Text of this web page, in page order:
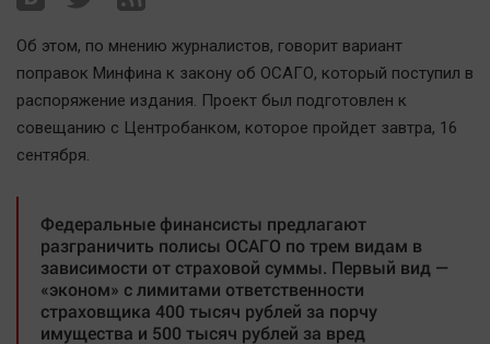
Наша победа
Общество
Политика
Экономика
Происшествия
Здоровье
Культура
Курилка
Мнения
Об этом, по мнению журналистов, говорит вариант
поправок Минфина к закону об ОСАГО, который поступил в
распоряжение издания. Проект был подготовлен к
совещанию с Центробанком, которое пройдет завтра, 16
сентября.
Федеральные финансисты предлагают
разграничить полисы ОСАГО по трем видам в
зависимости от страховой суммы. Первый вид —
«эконом» с лимитами ответственности
страховщика 400 тысяч рублей за порчу
имущества и 500 тысяч рублей за вред